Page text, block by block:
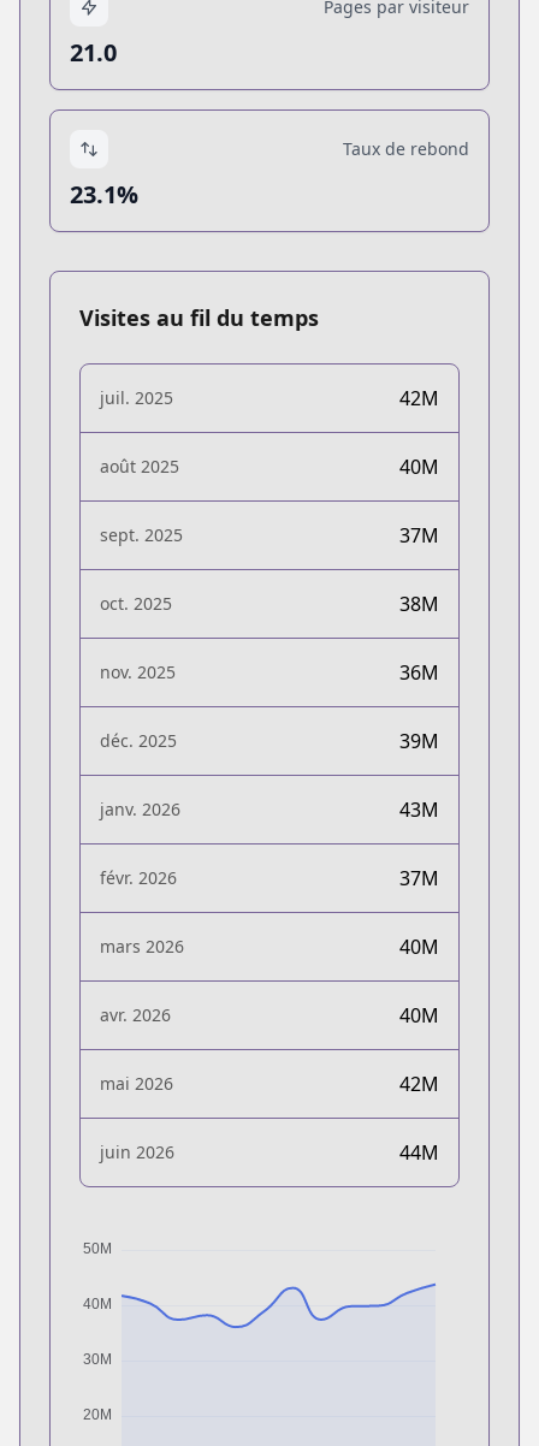
Pages par visiteur
21.0
Taux de rebond
23.1%
Visites au fil du temps
juil. 2025 42M
août 2025 40M
sept. 2025 37M
oct. 2025 38M
nov. 2025 36M
déc. 2025 39M
janv. 2026 43M
févr. 2026 37M
mars 2026 40M
avr. 2026 40M
mai 2026 42M
juin 2026 44M